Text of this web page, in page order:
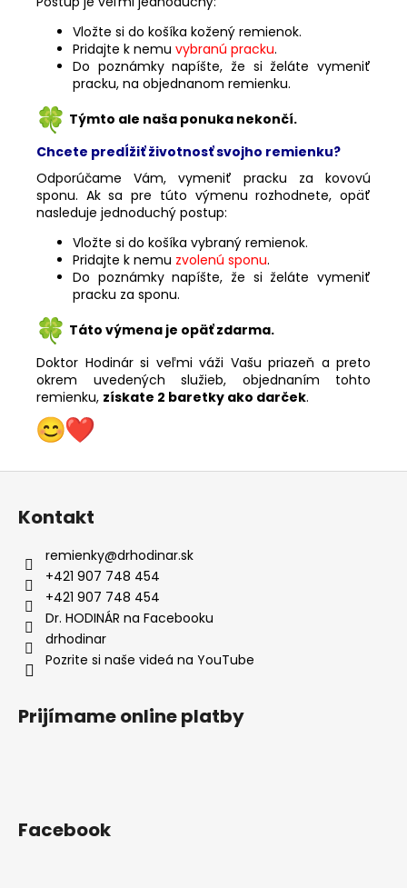
Vložte si do košíka kožený remienok.
Pridajte k nemu vybranú pracku.
Do poznámky napíšte, že si želáte vymeniť
pracku, na objednanom remienku.
Týmto ale naša ponuka nekončí.
Chcete predĺžiť životnosť svojho remienku?
Odporúčame Vám, vymeniť pracku za kovovú
sponu. Ak sa pre túto výmenu rozhodnete, opäť
nasleduje jednoduchý postup:
Vložte si do košíka vybraný remienok.
Pridajte k nemu zvolenú sponu.
Do poznámky napíšte, že si želáte vymeniť
pracku za sponu.
Táto výmena je opäť zdarma.
Doktor Hodinár si veľmi váži Vašu priazeň a preto
okrem uvedených služieb, objednaním tohto
remienku, získate 2 baretky ako darček.
Z
Kontakt
remienky@drhodinar.sk
+421 907 748 454
+421 907 748 454
Dr. HODINÁR na Facebooku
drhodinar
Pozrite si naše videá na YouTube
Prijímame online platby
Facebook